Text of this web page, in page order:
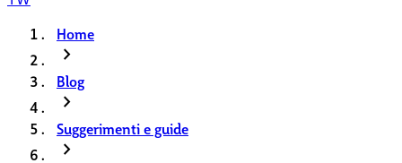
Home
chevron_right
Blog
chevron_right
Suggerimenti e guide
chevron_right